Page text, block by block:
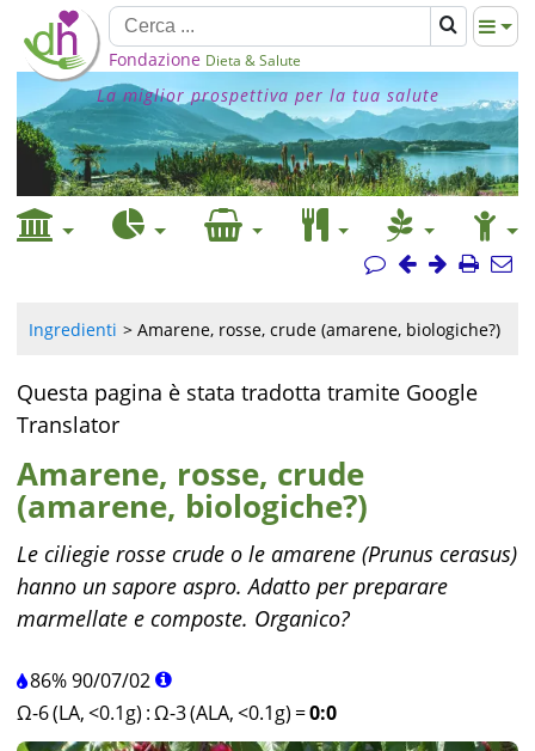
Fondazione Dieta & Salute
La miglior prospettiva per la tua salute
Ingredienti Amarene, rosse, crude (amarene, biologiche?)
Questa pagina è stata tradotta tramite Google
Translator
Amarene, rosse, crude
(amarene, biologiche?)
Le ciliegie rosse crude o le amarene (Prunus cerasus)
hanno un sapore aspro. Adatto per preparare
marmellate e composte. Organico?
86%90/07/02
Ω-6 (LA, <0.1g) :Ω-3 (ALA, <0.1g) =0:0